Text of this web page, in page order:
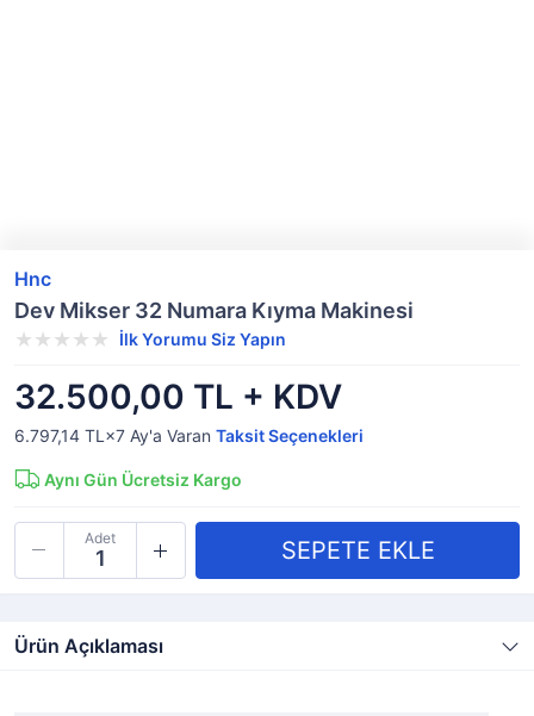
Hnc
Dev Mikser 32 Numara Kıyma Makinesi
İlk Yorumu Siz Yapın
32.500,00 TL + KDV
6.797,14 TL×7 Ay'a Varan Taksit Seçenekleri
Aynı Gün Ücretsiz Kargo
Adet
Ürün Açıklaması